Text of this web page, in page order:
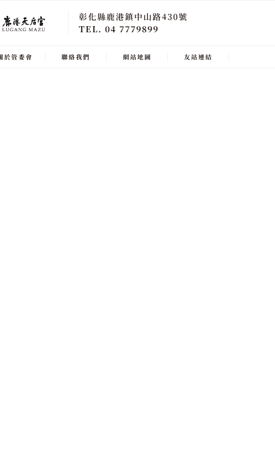
彰化縣鹿港鎮中山路430號
TEL. 04 7779899
於管委會 聯絡我們 網站地圖 友站連結